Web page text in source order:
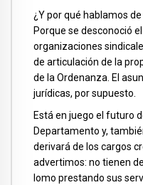
¿Y por qué hablamos de
Porque se desconoció
organizaciones
de articulación de la
de la Ordenanza. El
jurídicas, por supuesto.
Está en juego el futuro
Departamento y,
derivará de los cargos
advertimos: no tienen
lomo prestando sus